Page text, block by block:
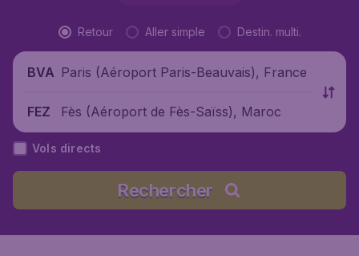
Retour Aller simple Destin. multi.
BVA Paris (Aéroport Paris-Beauvais), France
FEZ Fès (Aéroport de Fès-Saïss), Maroc
Vols directs
Rechercher